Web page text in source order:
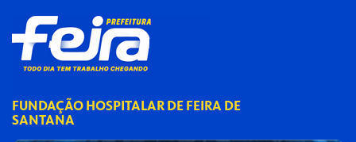
FUNDAÇÃO HOSPITALAR DE FEIRA DE
SANTANA